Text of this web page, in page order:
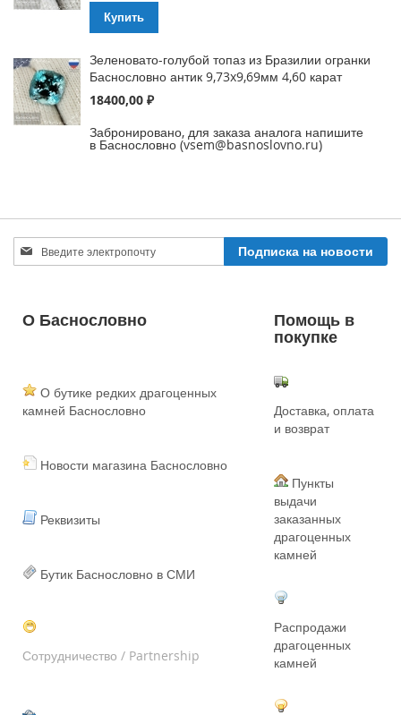
Купить
Зеленовато-голубой топаз из Бразилии огранки
Баснословно антик 9,73x9,69мм 4,60 карат
18400,00 ₽
Забронировано, для заказа аналога напишите
в Баснословно (vsem@basnoslovno.ru)
Sign
Up
Newsletter:
Подписка на новости
О Баснословно Помощь в
покупке
О бутике редких драгоценных
камней Баснословно
Новости магазина Баснословно
Реквизиты
Бутик Баснословно в СМИ
Сотрудничество / Partnership
Доставка, оплата
и возврат
Пункты
выдачи
заказанных
драгоценных
камней
Распродажи
драгоценных
камней